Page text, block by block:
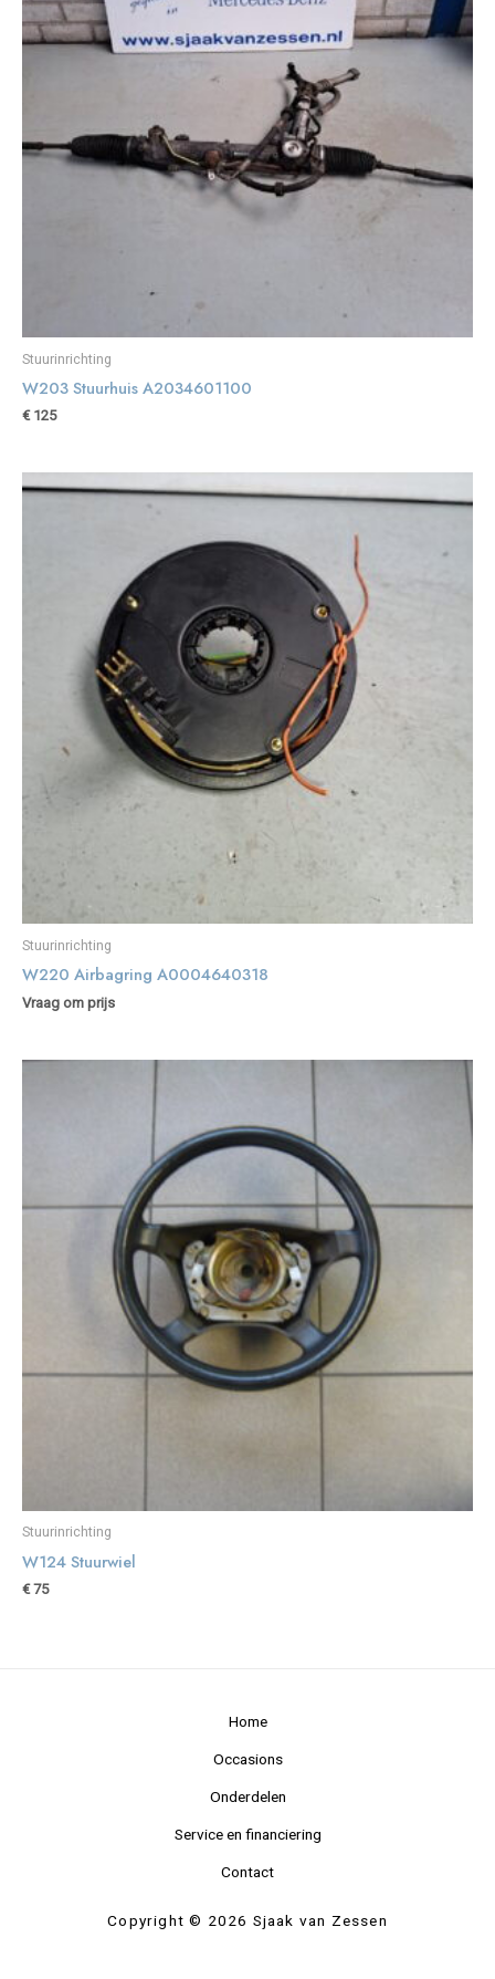
Stuurinrichting
W203 Stuurhuis A2034601100
€125
Stuurinrichting
W220 Airbagring A0004640318
Vraag om prijs
Stuurinrichting
W124 Stuurwiel
€75
Home
Occasions
Onderdelen
Service en financiering
Contact
Copyright © 2026 Sjaak van Zessen